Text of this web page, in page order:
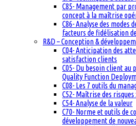
C85- Management par
concept à la maîtrise
C86- Analyse des modes
facteurs de fidélisation
R&D – Conception &
C04- Anticipation des
satisfaction clients
C05- Du besoin client au
Quality Function
C08- Les 7 outils du
C52- Maîtrise des
C54- Analyse de la valeur
C70- Norme et outils de
développement de